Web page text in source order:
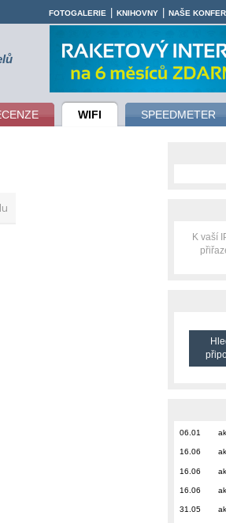
WIFI SPEEDMETER
FOTOGALERIE KNIHOVNY NAŠE
K vaší
06.01
16.06
16.06
16.06
31.05